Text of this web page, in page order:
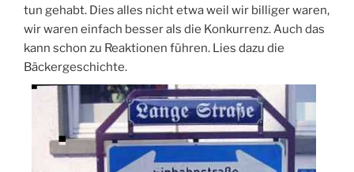
tun gehabt. Dies alles nicht etwa weil wir billiger waren,
wir waren einfach besser als die Konkurrenz. Auch das
kann schon zu Reaktionen führen. Lies dazu die
Bäckergeschichte.